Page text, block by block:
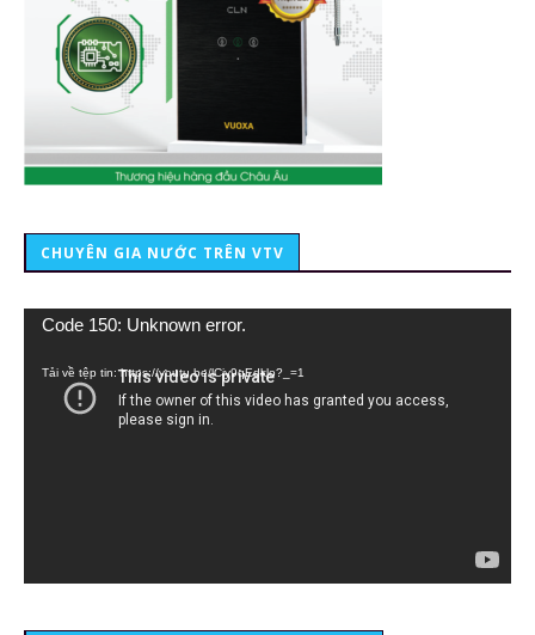
CHUYÊN GIA NƯỚC TRÊN VTV
Trình
Code 150: Unknown error.
Tải về tệp tin: https://youtu.be/lCiy9qEdklo?_=1